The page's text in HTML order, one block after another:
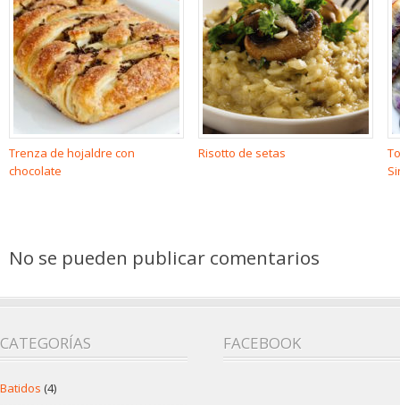
Trenza de hojaldre con
chocolate
Risotto de setas
No se pueden publicar comentarios
CATEGORÍAS
Batidos (4)
FACEBOOK